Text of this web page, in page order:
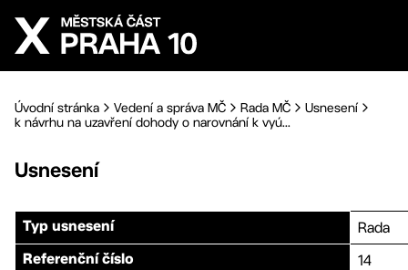
Přejít na hlavní obsah
Úvodní stránka Vedení a správa MČ Rada MČ
Usnesení
k návrhu na uzavření dohody o narovnání k vyú...
Usnesení
Typ usnesení Rada
Referenční číslo 14